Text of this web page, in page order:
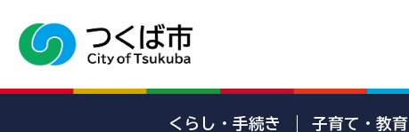
くらし・手続き 子育て・教育